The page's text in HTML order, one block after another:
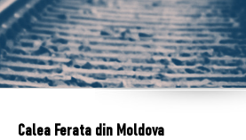
Calea Ferata din Moldova